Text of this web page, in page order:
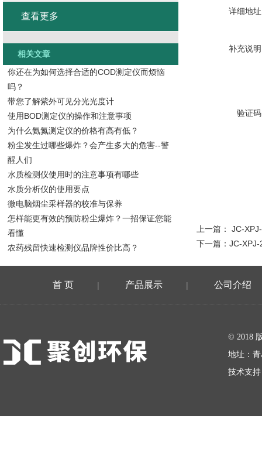
详细地
补充说
验证
上一篇： JC-
下一篇： JC-XPJ-
查看更多
相关文章
你还在为如何选择合适的COD测定仪而烦恼
吗？
带您了解紫外可见分光光度计
使用BOD测定仪的操作和注意事项
为什么氨氮测定仪的价格有高有低？
粉尘发生过哪些爆炸？会产生多大的危害--警
醒人们
水质检测仪使用时的注意事项有哪些
水质分析仪的使用要点
微电脑烟尘采样器的校准与保养
怎样能更有效的预防粉尘爆炸？一招保证您能
看懂
农药残留快速检测仪品牌性价比高？
首 页 | 产品展示 | 公司介绍
© 2018
地址：
技术支